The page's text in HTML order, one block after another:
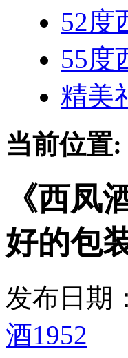
52度
55度
精美
当前位置:
《西凤
好的包
发布日期
酒1952